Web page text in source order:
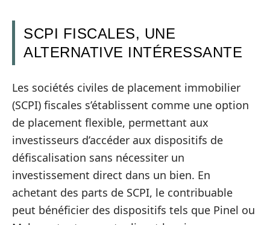
SCPI FISCALES, UNE
ALTERNATIVE INTÉRESSANTE
Les sociétés civiles de placement immobilier
(SCPI) fiscales s’établissent comme une option
de placement flexible, permettant aux
investisseurs d’accéder aux dispositifs de
défiscalisation sans nécessiter un
investissement direct dans un bien. En
achetant des parts de SCPI, le contribuable
peut bénéficier des dispositifs tels que Pinel ou